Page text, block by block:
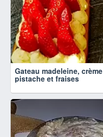
Gateau madeleine, crème
pistache et fraises